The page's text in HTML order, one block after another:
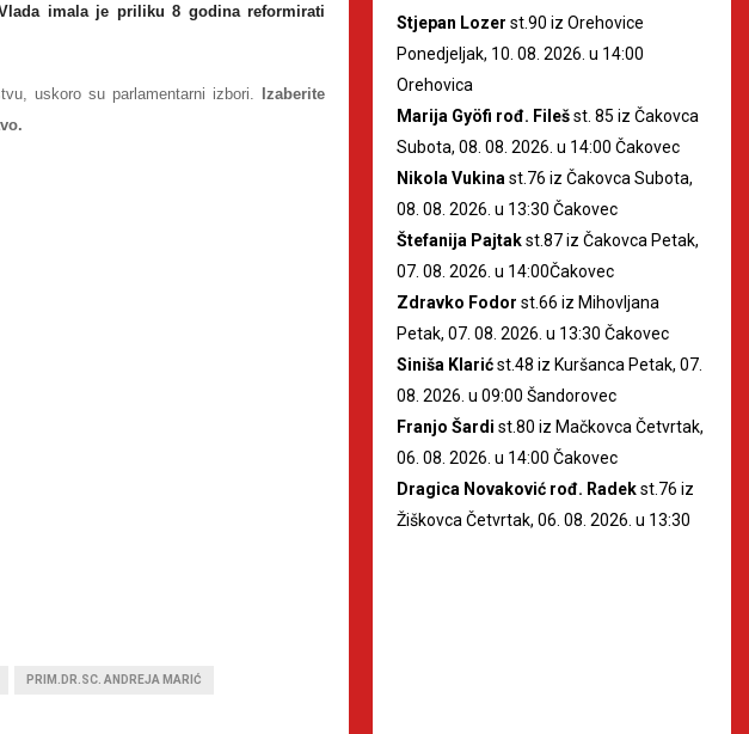
imala je priliku 8 godina reformirati
uskoro su parlamentarni izbori. Izaberite
PRIM.DR.SC. ANDREJA MARIĆ
Stjepan Lozer st.90 iz Orehovice
Ponedjeljak, 10. 08. 2026. u 14:00
Orehovica
Marija Gyöfi rođ. Filešst. 85 iz Čakovca
Subota, 08. 08. 2026. u 14:00 Čakovec
Nikola Vukina st.76 iz Čakovca Subota,
08. 08. 2026. u 13:30 Čakovec
Štefanija Pajtakst.87 iz Čakovca Petak,
07. 08. 2026. u 14:00Čakovec
Zdravko Fodor st.66 iz Mihovljana
Petak, 07. 08. 2026. u 13:30 Čakovec
Siniša Klarićst.48 iz Kuršanca Petak, 07.
08. 2026. u 09:00 Šandorovec
Franjo Šardi st.80 iz Mačkovca Četvrtak,
06. 08. 2026. u 14:00 Čakovec
Dragica Novaković rođ. Radekst.76 iz
Žiškovca Četvrtak, 06. 08. 2026. u 13:30